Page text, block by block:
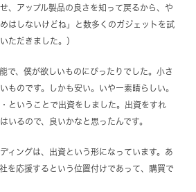
、アップル製品の良さを知って戻るから、や
はしないけどね」と数多くのガジェットを試
ただきました。）
で、僕が欲しいものにぴったりでした。小さ
ものです。しかも安い。いやー素晴らしい。
ということで出資をしました。出資をすれ
いるので、良いかなと思ったんです。
ィングは、出資という形になっています。あ
を応援するという位置付けであって、購買で